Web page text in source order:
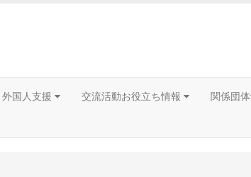
外国人支援 交流活動お役立ち情報 関係団体